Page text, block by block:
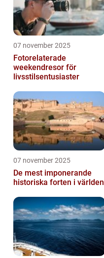
07 november 2025
Fotorelaterade
weekendresor för
livsstilsentusiaster
07 november 2025
De mest imponerande
historiska forten i världen